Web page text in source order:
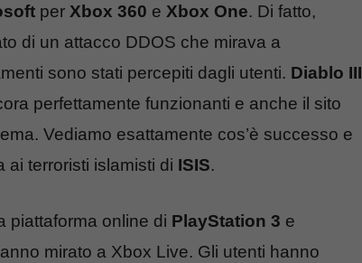
per Xbox 360 e Xbox One. Di fatto,
di un attacco DDOS che mirava a
sono stati percepiti dagli utenti. Diablo III
perfettamente funzionanti e anche il sito
Vediamo esattamente cos’è successo e
ai terroristi islamisti di ISIS.
piattaforma online di PlayStation 3 e
mirato a Xbox Live. Gli utenti hanno